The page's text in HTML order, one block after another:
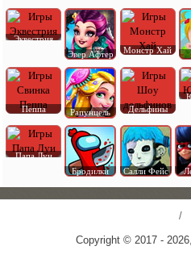
Эквестрия
Эвер Афтер
Монстр Хай
Пеппа Рапунцель Дельфины
Папа Луи
Бродилки
Салли Фейс
/
Copyright © 2017 -